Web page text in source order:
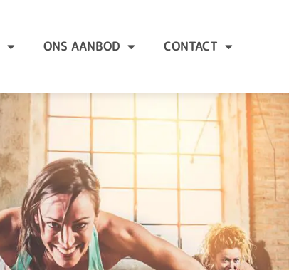
ONS AANBOD CONTACT